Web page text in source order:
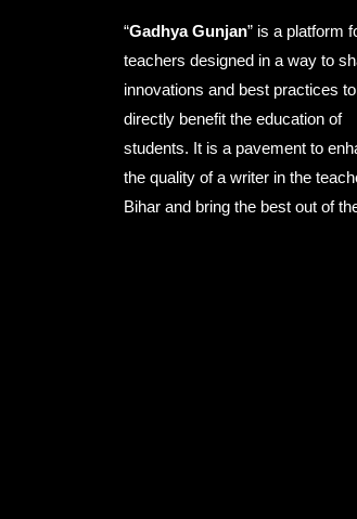
“Gadhya Gunjan” is a platform
teachers designed in a way to
innovations and best practices to
directly benefit the education of
students. It is a pavement to
the quality of a writer in the
Bihar and bring the best out of